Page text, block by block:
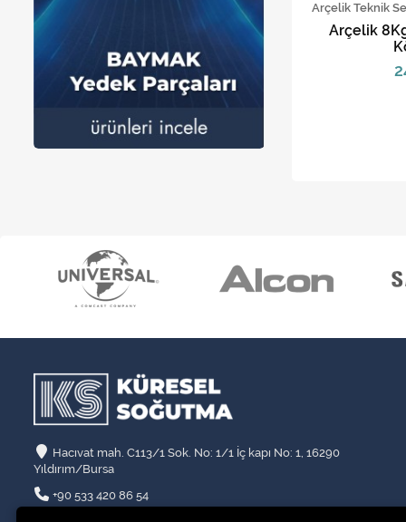
Arçelik Teknik
Arçelik
Hacıvat mah. C113/1 Sok. No: 1/1 İç kapı No: 1, 16290
Yıldırım/Bursa
+90 533 420 86 54